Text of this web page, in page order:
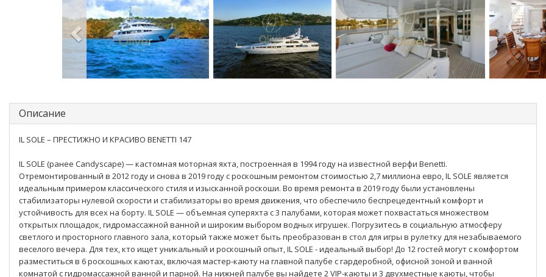
Описание
IL SOLE – ПРЕСТИЖНО И КРАСИВО BENETTI 147
IL SOLE (ранее Candyscape) — кастомная моторная яхта, построенная в 1994 году на известной верфи Benetti.
Отремонтированный в 2012 году и снова в 2019 году с роскошным ремонтом стоимостью 2,7 миллиона евро, IL SOLE является
идеальным примером классического стиля и изысканной роскоши. Во время ремонта в 2019 году были установлены
стабилизаторы нулевой скорости и стабилизаторы во время движения, что обеспечило беспрецедентный комфорт и
устойчивость для всех на борту. IL SOLE — объемная суперяхта с 3 палубами, которая может похвастаться множеством
открытых площадок, гидромассажной ванной и широким выбором водных игрушек. Погрузитесь в социальную атмосферу
светлого и просторного главного зала, который также может быть преобразован в стол для игры в рулетку для незабываемого
веселого вечера. Для тех, кто ищет уникальный и роскошный опыт, IL SOLE - идеальный выбор! До 12 гостей могут с комфортом
разместиться в 6 роскошных каютах, включая мастер-каюту на главной палубе с гардеробной, офисной зоной и ванной
комнатой с гидромассажной ванной и парной. На нижней палубе вы найдете 2 VIP-каюты и 3 двухместные каюты, чтобы